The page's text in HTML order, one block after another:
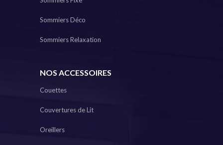
Sommiers Déco
Sommiers Relaxation
NOS ACCESSOIRES
Couettes
Couvertures de Lit
Oreillers